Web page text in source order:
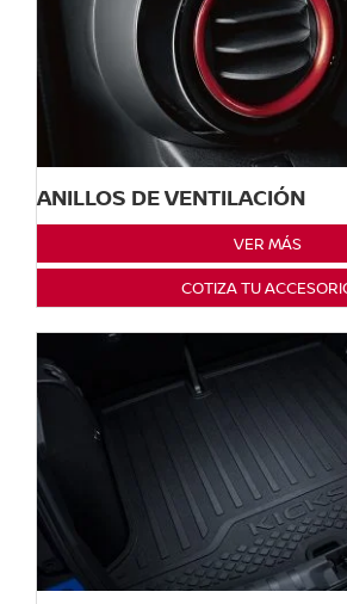
ANILLOS DE VENTILACIÓN
VER MÁS
COTIZA TU